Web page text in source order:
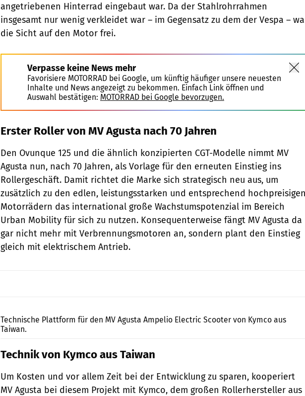
angetriebenen Hinterrad eingebaut war. Da der Stahlrohrrahmen
insgesamt nur wenig verkleidet war – im Gegensatz zu dem der Vespa –
die Sicht auf den Motor frei.
Verpasse keine News mehr
Favorisiere MOTORRAD bei Google, um künftig häufiger unsere neuesten
Inhalte und News angezeigt zu bekommen. Einfach Link öffnen und
Auswahl bestätigen: MOTORRAD bei Google bevorzugen.
Erster Roller von MV Agusta nach 70 Jahren
Den Ovunque 125 und die ähnlich konzipierten CGT-Modelle nimmt MV
Agusta nun, nach 70 Jahren, als Vorlage für den erneuten Einstieg ins
Rollergeschäft. Damit richtet die Marke sich strategisch neu aus, um
zusätzlich zu den edlen, leistungsstarken und entsprechend
Motorrädern das international große Wachstumspotenzial im Bereich
Urban Mobility für sich zu nutzen. Konsequenterweise fängt MV Agusta da
gar nicht mehr mit Verbrennungsmotoren an, sondern plant den Einstieg
gleich mit elektrischem Antrieb.
Technische Plattform für den MV Agusta Ampelio Electric Scooter von Kymco aus
Taiwan.
Technik von Kymco aus Taiwan
Um Kosten und vor allem Zeit bei der Entwicklung zu sparen, kooperiert
MV Agusta bei diesem Projekt mit Kymco, dem großen Rollerhersteller aus